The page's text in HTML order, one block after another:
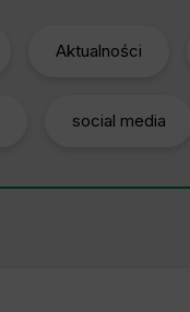
Aktualności
social media